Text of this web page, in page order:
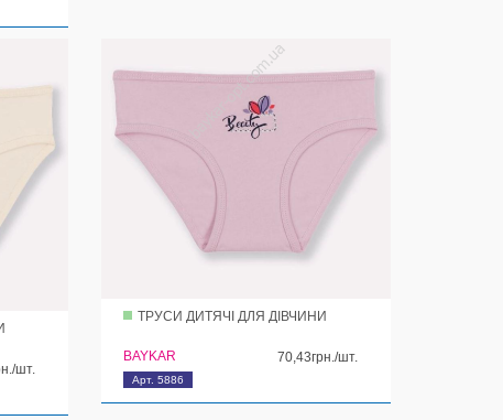
шт.
Арт. 5886
ТРУСИ ДИТЯЧІ ДЛЯ ДІВЧИНИ
BAYKAR 70,43грн./шт.